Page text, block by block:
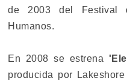
de 2003 del Festival
Humanos.
En 2008 se estrena
producida por